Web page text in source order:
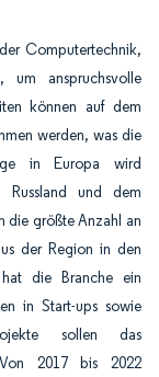
Computertechnik,
um anspruchsvolle
können auf dem
werden, was die
in Europa wird
Russland und dem
die größte Anzahl an
der Region in den
die Branche ein
in Start-ups sowie
sollen das
2017 bis 2022